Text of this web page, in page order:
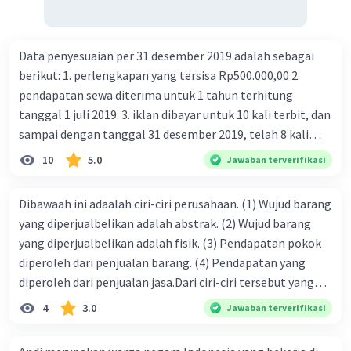
Data penyesuaian per 31 desember 2019 adalah sebagai
berikut: 1. perlengkapan yang tersisa Rp500.000,00 2.
pendapatan sewa diterima untuk 1 tahun terhitung
tanggal 1 juli 2019. 3. iklan dibayar untuk 10 kali terbit, dan
sampai dengan tanggal 31 desember 2019, telah 8 kali
terbit. 4. gaji terutang untuk periode berjalan sebesar
Rp800.000,00 dari data di atas, pencatatan jurnal pembalik
10 5.0 Jawaban terverifikasi
Dibawaah ini adaalah ciri-ciri perusahaan. (1) Wujud barang
yang diperjualbelikan adalah abstrak. (2) Wujud barang
yang diperjualbelikan adalah fisik. (3) Pendapatan pokok
diperoleh dari penjualan barang. (4) Pendapatan yang
diperoleh dari penjualan jasa.Dari ciri-ciri tersebut yang
merupakan ciri dari perusahaan dagang ditunjukan pada
nomor…. a. 1 dan 3 b. 3 dan 4 c. 2 dan 3 d. 1 dan 2 e. 2 dan 4
4 3.0 Jawaban terverifikasi